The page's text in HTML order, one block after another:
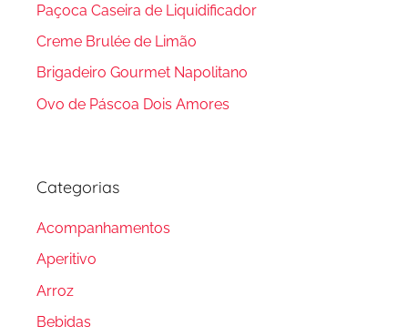
Paçoca Caseira de Liquidificador
Creme Brulée de Limão
Brigadeiro Gourmet Napolitano
Ovo de Páscoa Dois Amores
Categorias
Acompanhamentos
Aperitivo
Arroz
Bebidas